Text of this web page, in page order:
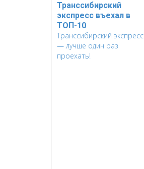
Транссибирский
экспресс въехал в
ТОП-10
Транссибирский экспресс
— лучше один раз
проехать!